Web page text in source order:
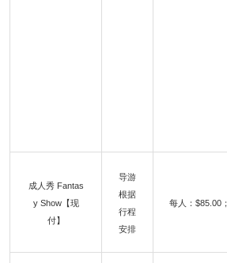
成人秀 Fantas
y Show【现
付】
导游
根据
行程
安排
每人：$85.00；